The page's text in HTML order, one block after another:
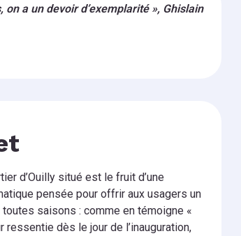
a un devoir d’exemplarité », Ghislain
d’Ouilly situé est le fruit d’une
pensée pour offrir aux usagers un
saisons : comme en témoigne «
ressentie dès le jour de l’inauguration,